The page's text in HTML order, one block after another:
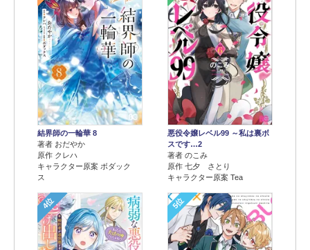
結界師の一輪華 8
著者 おだやか
原作 クレハ
キャラクター原案 ボダック
ス
悪役令嬢レベル99 ～私は裏ボ
スです…2
著者 のこみ
原作 七夕 さとり
キャラクター原案 Tea
4位 5位